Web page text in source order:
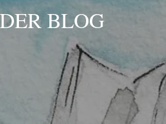
unser
unsere
Extras,
machen!
DER BLOG